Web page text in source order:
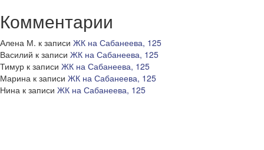
Комментарии
Алена М. к записи ЖК на Сабанеева, 125
Василий к записи ЖК на Сабанеева, 125
Тимур к записи ЖК на Сабанеева, 125
Марина к записи ЖК на Сабанеева, 125
Нина к записи ЖК на Сабанеева, 125